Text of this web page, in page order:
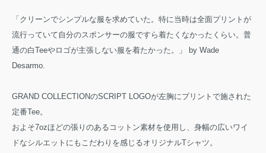
「クリーンでシンプルな服を求めていた。特に当時は全面プリントが
流行っていて自分のスポンサーの服ですら着たくなかったくらい。普
通の白Teeやロゴが主張しない服を着たかった。」 by Wade
Desarmo.
GRAND COLLECTIONのSCRIPT LOGOが左胸にプリントで施された
定番Tee。
およそ7ozほどの張りのあるコットン素材を使用し、身幅の広いワイ
ドなシルエットにもこだわりを感じるオリジナルTシャツ。